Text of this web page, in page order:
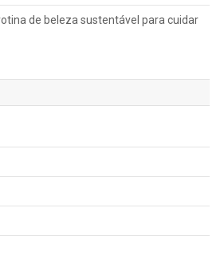
de beleza sustentável para cuidar